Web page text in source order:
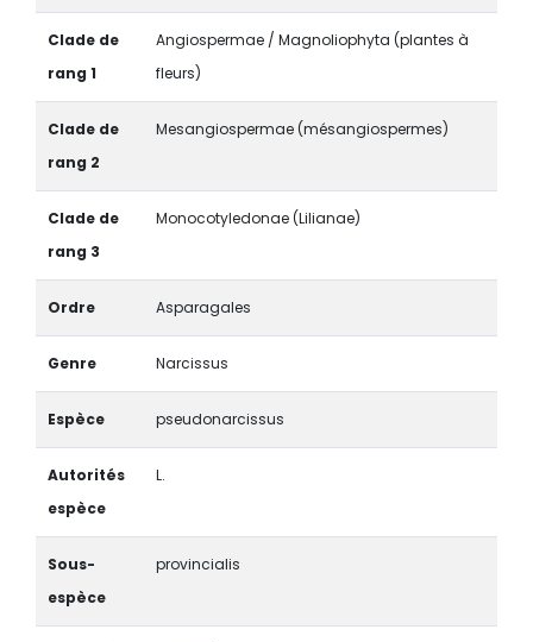
Clade de
rang 1
Angiospermae / Magnoliophyta (plantes à
fleurs)
Clade de
rang 2
Mesangiospermae (mésangiospermes)
Clade de
rang 3
Monocotyledonae (Lilianae)
Ordre Asparagales
Genre Narcissus
Espèce pseudonarcissus
Autorités
espèce
L.
Sous-
espèce
provincialis